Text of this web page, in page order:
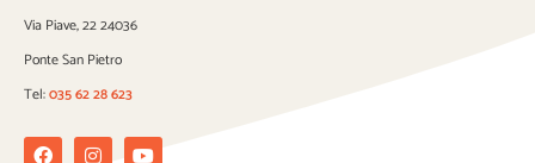
Via Piave, 22 24036
Ponte San Pietro
Tel:035 62 28 623
FacebookInstagramYoutube